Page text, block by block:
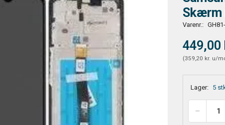
Skærm
Varenr.:
449,00
(359,20 kr. u/
Lager: 5